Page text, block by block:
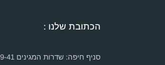
הכתובת שלנו :
סניף חיפה: שדרות המגינים 39-41 חיפה